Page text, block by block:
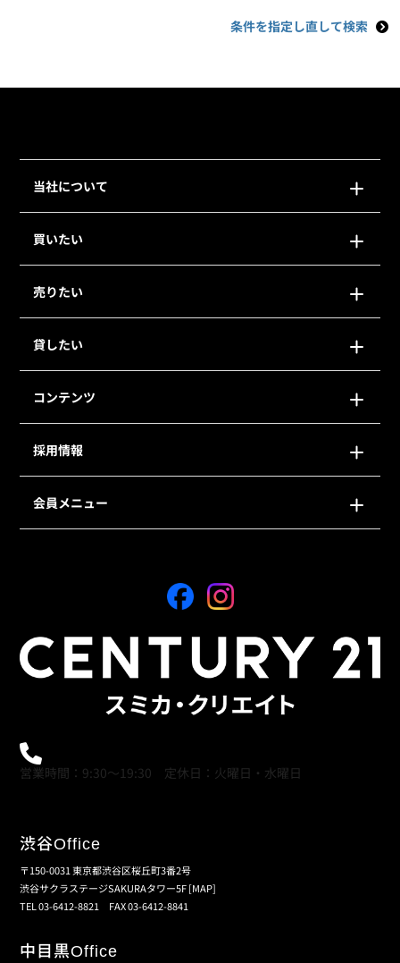
条件を指定し直して検索
当社について
買いたい
売りたい
貸したい
コンテンツ
採用情報
会員メニュー
営業時間：9:30～19:30 定休日：火曜日・水曜日
渋谷Office
〒150-0031 東京都渋谷区桜丘町3番2号
渋谷サクラステージSAKURAタワー5F[MAP]
TEL 03-6412-8821 FAX 03-6412-8841
中目黒Office